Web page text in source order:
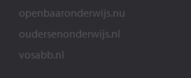
openbaaronderwijs.nu
oudersenonderwijs.nl
vosabb.nl